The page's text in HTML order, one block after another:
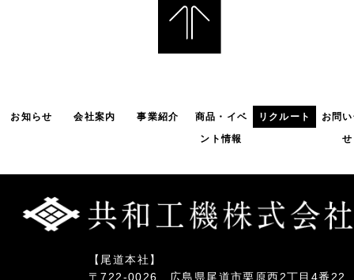
お知らせ 会社案内 事業紹介
商品・イベ
ント情報
リクルート
お問
せ
【尾道本社】
〒722-0026 広島県尾道市栗原西2丁目4番22